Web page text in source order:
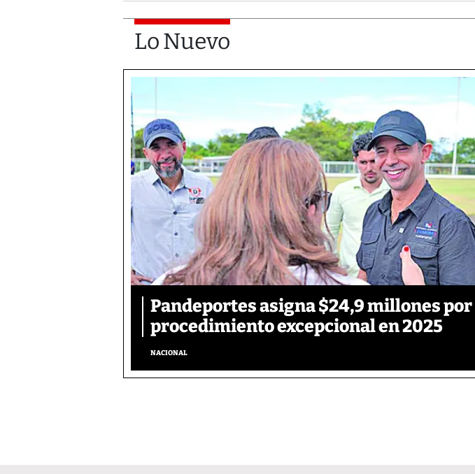
Lo Nuevo
Pandeportes asigna $24,9 millones por
procedimiento excepcional en 2025
NACIONAL